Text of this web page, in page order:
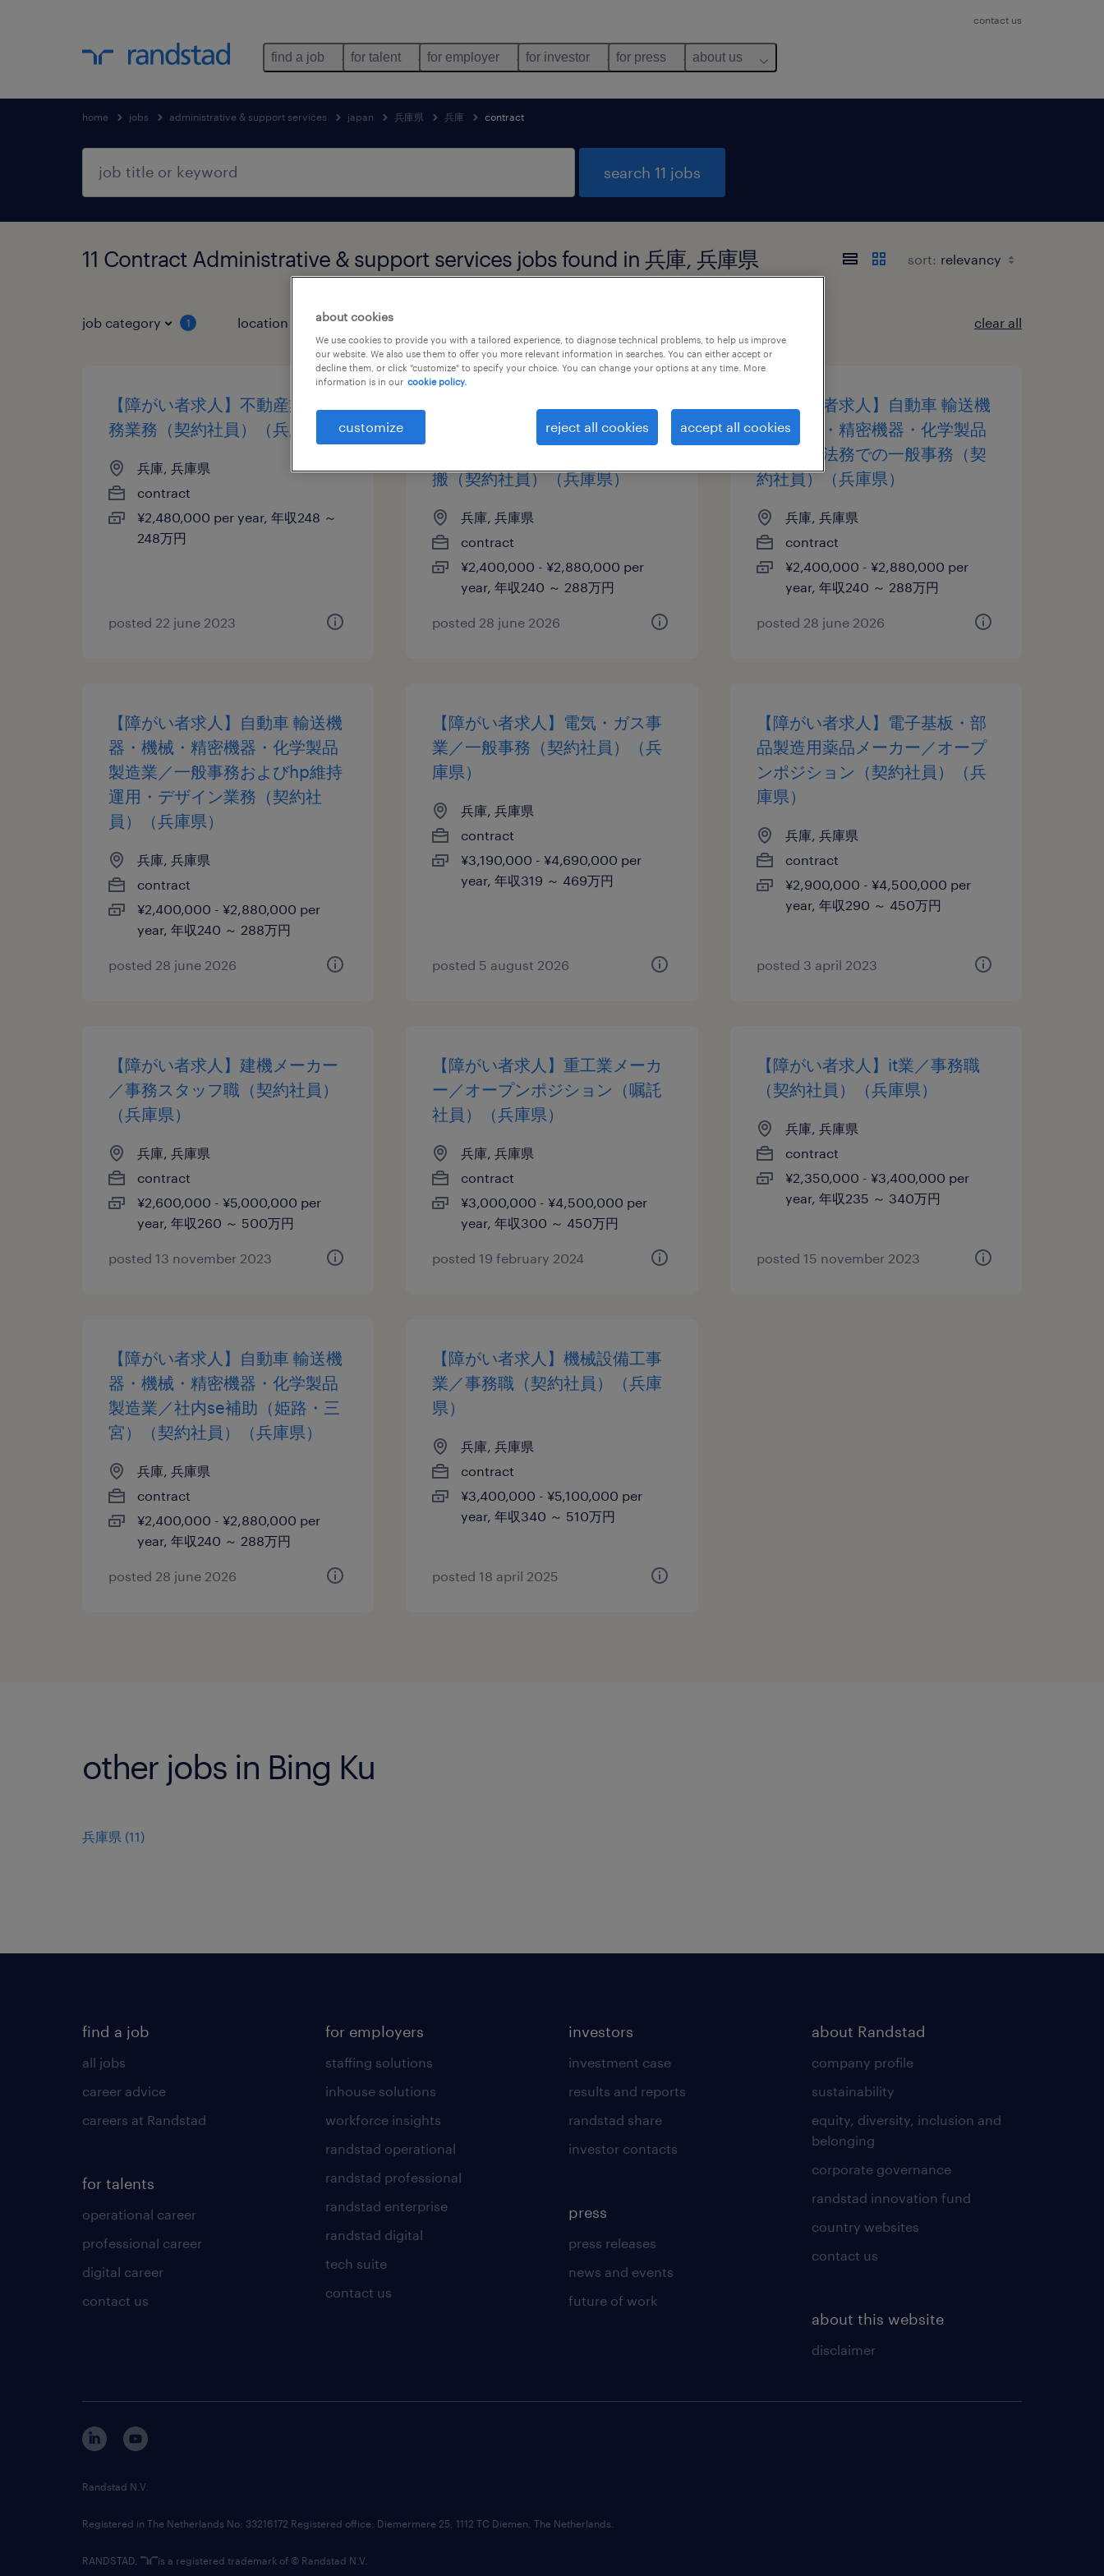
contact us
find a job for talent for employer for investor for press about us
home jobs administrative & support services japan 兵庫県 兵庫 contract
search 11 jobs
11 Contract Administrative & support services jobs found in 兵庫, 兵庫県 sort:
job category 1 location 3 job types clear all
【障がい者求人】不動産業／庶
務業務（契約社員）（兵庫県）
兵庫, 兵庫県
contract
¥2,480,000 per year, 年収248 ～
248万円
posted 22 june 2023
【障がい者求人】自動車 輸送機
器・機械・精密機器・化学製品
搬（契約社員）（兵庫県）
兵庫, 兵庫県
contract
¥2,400,000 - ¥2,880,000 per
year, 年収240 ～ 288万円
posted 28 june 2026
【障がい者求人】自動車 輸送機
器・機械・精密機器・化学製品
製造業／法務での一般事務（契
約社員）（兵庫県）
兵庫, 兵庫県
contract
¥2,400,000 - ¥2,880,000 per
year, 年収240 ～ 288万円
posted 28 june 2026
【障がい者求人】自動車 輸送機
器・機械・精密機器・化学製品
製造業／一般事務およびhp維持
運用・デザイン業務（契約社
員）（兵庫県）
兵庫, 兵庫県
contract
¥2,400,000 - ¥2,880,000 per
year, 年収240 ～ 288万円
posted 28 june 2026
【障がい者求人】電気・ガス事
業／一般事務（契約社員）（兵
庫県）
兵庫, 兵庫県
contract
¥3,190,000 - ¥4,690,000 per
year, 年収319 ～ 469万円
posted 5 august 2026
【障がい者求人】電子基板・部
品製造用薬品メーカー／オープ
ンポジション（契約社員）（兵
庫県）
兵庫, 兵庫県
contract
¥2,900,000 - ¥4,500,000 per
year, 年収290 ～ 450万円
posted 3 april 2023
【障がい者求人】建機メーカー
／事務スタッフ職（契約社員）
（兵庫県）
兵庫, 兵庫県
contract
¥2,600,000 - ¥5,000,000 per
year, 年収260 ～ 500万円
posted 13 november 2023
【障がい者求人】重工業メーカ
ー／オープンポジション（嘱託
社員）（兵庫県）
兵庫, 兵庫県
contract
¥3,000,000 - ¥4,500,000 per
year, 年収300 ～ 450万円
posted 19 february 2024
【障がい者求人】it業／事務職
（契約社員）（兵庫県）
兵庫, 兵庫県
contract
¥2,350,000 - ¥3,400,000 per
year, 年収235 ～ 340万円
posted 15 november 2023
【障がい者求人】自動車 輸送機
器・機械・精密機器・化学製品
製造業／社内se補助（姫路・三
宮）（契約社員）（兵庫県）
兵庫, 兵庫県
contract
¥2,400,000 - ¥2,880,000 per
year, 年収240 ～ 288万円
posted 28 june 2026
【障がい者求人】機械設備工事
業／事務職（契約社員）（兵庫
県）
兵庫, 兵庫県
contract
¥3,400,000 - ¥5,100,000 per
year, 年収340 ～ 510万円
posted 18 april 2025
other jobs in Bing Ku
兵庫県 (11)
find a job
all jobs
career advice
careers at Randstad
for talents
operational career
professional career
digital career
contact us
for employers
staffing solutions
inhouse solutions
workforce insights
randstad operational
randstad professional
randstad enterprise
randstad digital
tech suite
contact us
investors
investment case
results and reports
randstad share
investor contacts
press
press releases
news and events
future of work
about Randstad
company profile
sustainability
equity, diversity, inclusion and
belonging
corporate governance
randstad innovation fund
country websites
contact us
about this website
disclaimer
Randstad N.V.
Registered in The Netherlands No: 33216172 Registered office: Diemermere 25, 1112 TC Diemen, The Netherlands.
RANDSTAD, is a registered trademark of © Randstad N.V.
about cookies
We use cookies to provide you with a tailored experience, to diagnose technical problems, to help us improve
our website. We also use them to offer you more relevant information in searches. You can either accept or
decline them, or click "customize" to specify your choice. You can change your options at any time. More
information is in our cookie policy.
customize reject all cookies accept all cookies